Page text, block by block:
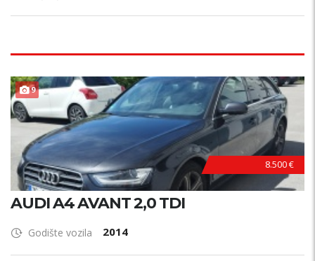
9
8.500 €
AUDI A4 AVANT 2,0 TDI
Godište vozila 2014